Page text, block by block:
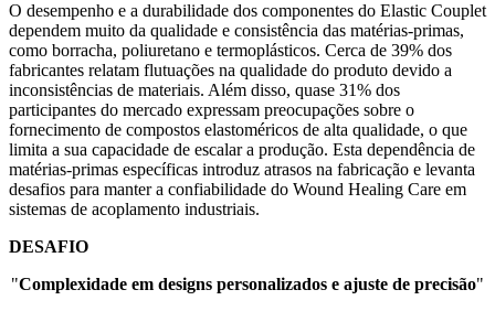
O desempenho e a durabilidade dos componentes do Elastic Couplet
dependem muito da qualidade e consistência das matérias-primas,
como borracha, poliuretano e termoplásticos. Cerca de 39% dos
fabricantes relatam flutuações na qualidade do produto devido a
inconsistências de materiais. Além disso, quase 31% dos
participantes do mercado expressam preocupações sobre o
fornecimento de compostos elastoméricos de alta qualidade, o que
limita a sua capacidade de escalar a produção. Esta dependência de
matérias-primas específicas introduz atrasos na fabricação e levanta
desafios para manter a confiabilidade do Wound Healing Care em
sistemas de acoplamento industriais.
DESAFIO
"Complexidade em designs personalizados e ajuste de precisão"